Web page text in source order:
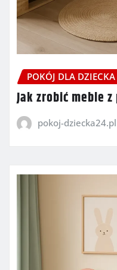
POKÓJ DLA DZIECKA
Jak zrobić meble
pokoj-dziecka24.pl